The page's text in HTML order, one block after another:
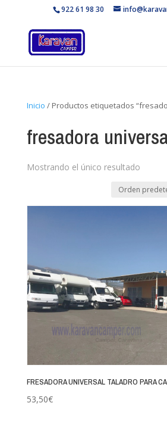
922 61 98 30
Inicio / Productos etiquetados
fresadora
Mostrando el único resultado
FRESADORA UNIVERSAL TALADRO PARA
53,50€